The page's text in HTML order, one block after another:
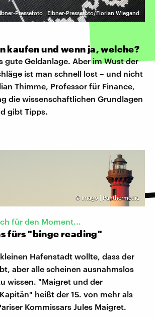
Pressefoto | Eibner-Pressefoto/Florian Wiegand
kaufen und wenn ja, welche?
gute Geldanlage. Aber im Wust der
ist man schnell lost – und nicht
Thimme, Professor für Finance,
die wissenschaftlichen Grundlagen
gibt Tipps.
© Imago | Panthermedia
für den Moment...
fürs "binge reading"
Hafenstadt wollte, dass der
aber alle scheinen ausnahmslos
wissen. "Maigret und der
heißt der 15. von mehr als
Kommissars Jules Maigret.